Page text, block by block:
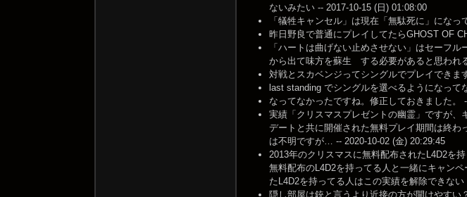
ないみたい -- 2017-10-15 (日) 01:08:00
「犠牲キャンセル」は現在「無駄死に」にな
昨日野良で普通にプレイしてたらGHOST OF
「ハートは曲げない止めさせない」はセーフ
から出て味方を蘇生 する必要があると思わ
対戦とスカベンジってシングルでプレイできま
last standing でシングルを選べるようになって
なってなかったですね。修正しておきました。
実績「クリスマスプレゼントの幽霊」ですが
デートと共に開催された無料プレイ期間は終
は不明ですが… -- 2020-10-02 (金) 20:29:45
2013年のクリスマスに無料配布されたL4D2を
無料配布のL4D2を持ってる人と一緒にキャン
たL4D2を持ってる人はこの実績を解除できな
隠し部屋は銃と言うより近接の方が開けやす